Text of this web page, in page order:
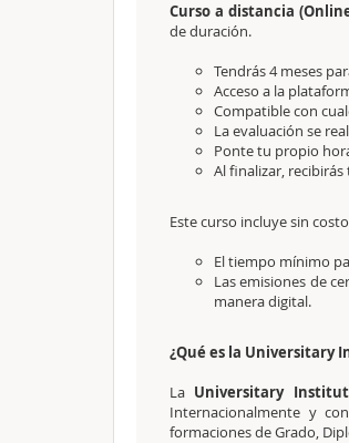
Curso a distancia
de duración.
Tendrás 4 meses
Acceso a la
Compatible con
La evaluación se
Ponte tu propio
Al finalizar,
Este curso incluye sin
El tiempo mínimo
Las emisiones de
manera digital.
¿Qué es la Universitary
La Universitary
Internacionalmente y
formaciones de Grado,